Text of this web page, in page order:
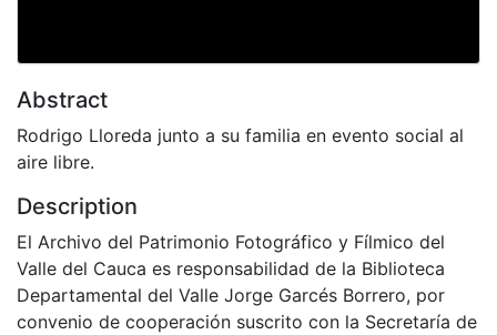
Abstract
Rodrigo Lloreda junto a su familia en evento social al
aire libre.
Description
El Archivo del Patrimonio Fotográfico y Fílmico del
Valle del Cauca es responsabilidad de la Biblioteca
Departamental del Valle Jorge Garcés Borrero, por
convenio de cooperación suscrito con la Secretaría de